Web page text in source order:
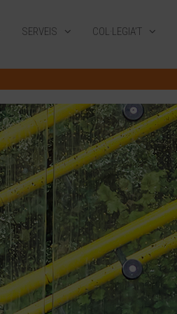
SERVEIS COL·LEGIA’T